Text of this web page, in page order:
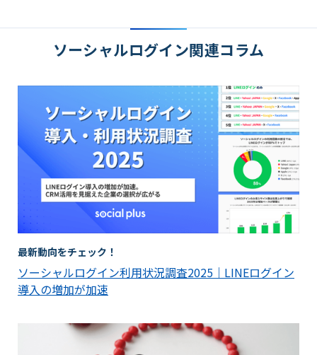
ソーシャルログイン関連コラム
最新動向をチェック！
ソーシャルログイン利用状況調査2025｜LINEログイン
導入の増加が加速